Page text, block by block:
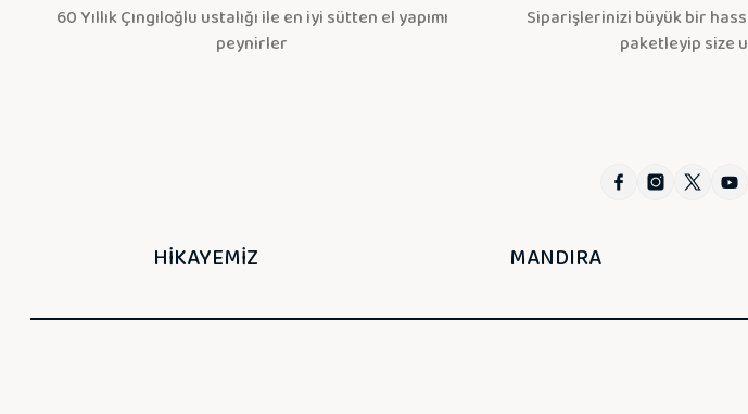
60 Yıllık Çıngıloğlu ustalığı ile en iyi sütten el yapımı
peynirler
Siparişlerinizi büyük bir
paketleyip size
HİKAYEMİZ MANDIRA